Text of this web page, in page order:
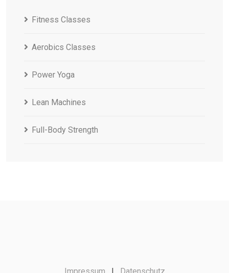
Fitness Classes
Aerobics Classes
Power Yoga
Lean Machines
Full-Body Strength